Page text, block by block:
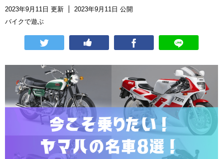
2023年9月11日 更新
2023年9月11日 公開
バイクで遊ぶ